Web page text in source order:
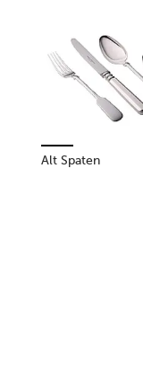
Alt Spaten